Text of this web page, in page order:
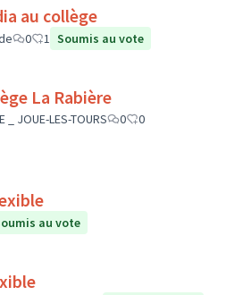
au collège
0 1 Soumis au vote
La Rabière
_ JOUE-LES-TOURS 0
0
au vote